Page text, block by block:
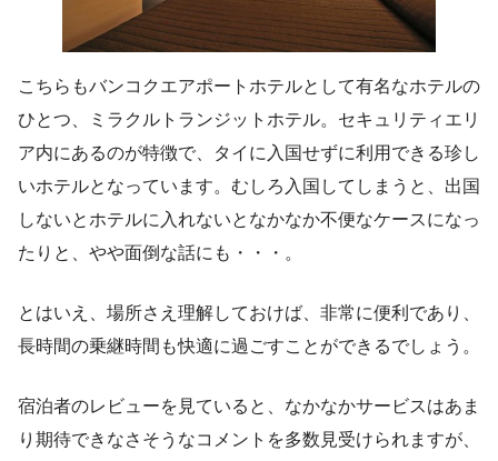
こちらもバンコクエアポートホテルとして有名なホテルの
ひとつ、ミラクルトランジットホテル。セキュリティエリ
ア内にあるのが特徴で、タイに入国せずに利用できる珍し
いホテルとなっています。むしろ入国してしまうと、出国
しないとホテルに入れないとなかなか不便なケースになっ
たりと、やや面倒な話にも・・・。
とはいえ、場所さえ理解しておけば、非常に便利であり、
長時間の乗継時間も快適に過ごすことができるでしょう。
宿泊者のレビューを見ていると、なかなかサービスはあま
り期待できなさそうなコメントを多数見受けられますが、